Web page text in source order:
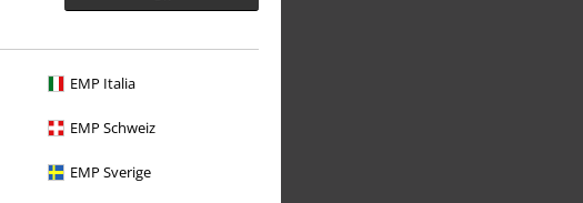
EMP Italia
EMP Schweiz
EMP Sverige